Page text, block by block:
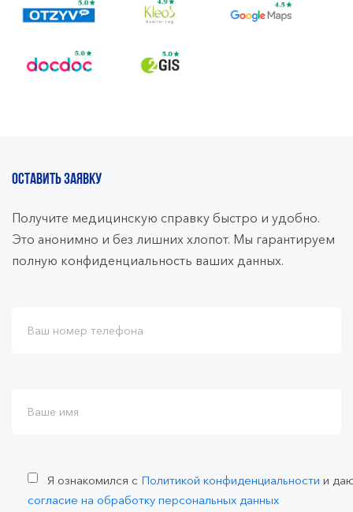
ОСТАВИТЬ ЗАЯВКУ
Получите медицинскую справку быстро и удобно.
Это анонимно и без лишних хлопот. Мы гарантируем
полную конфиденциальность ваших данных.
Я ознакомился с Политикой конфиденциальности и
согласие на обработку персональных данных